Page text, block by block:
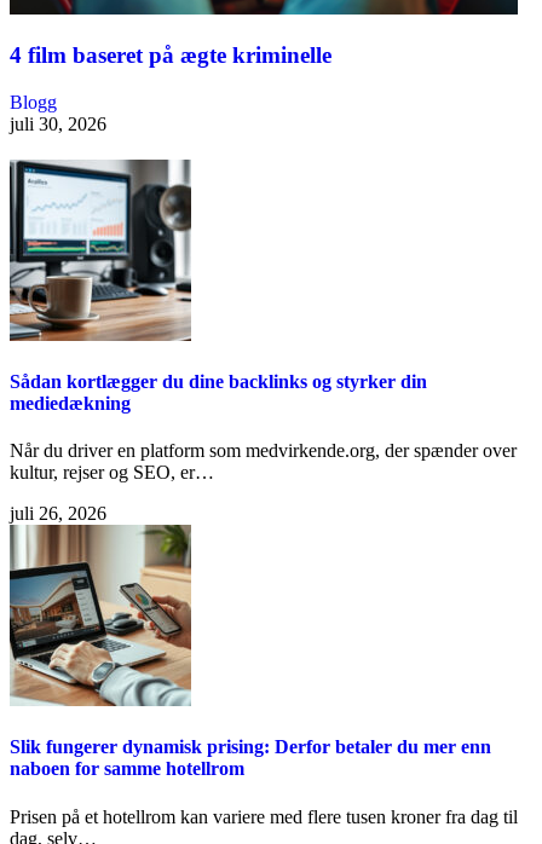
4 film baseret på ægte kriminelle
Blogg
juli 30, 2026
Sådan kortlægger du dine backlinks og styrker din
mediedækning
Når du driver en platform som medvirkende.org, der spænder over
kultur, rejser og SEO, er…
juli 26, 2026
Slik fungerer dynamisk prising: Derfor betaler du mer enn
naboen for samme hotellrom
Prisen på et hotellrom kan variere med flere tusen kroner fra dag til
dag, selv…